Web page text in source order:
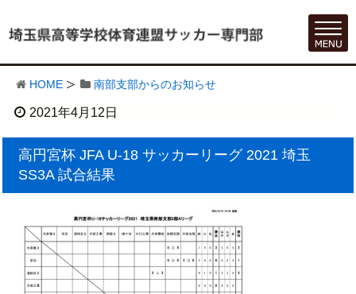
HOME 南部支部からのお知らせ
2021年4月12日
高円宮杯 JFA U-18 サッカーリーグ 2021 埼玉
SS3A 試合結果